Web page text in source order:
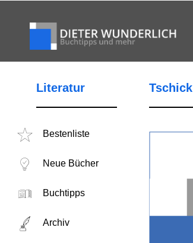
Literatur
Bestenliste
Neue Bücher
Buchtipps
Archiv
Tschick